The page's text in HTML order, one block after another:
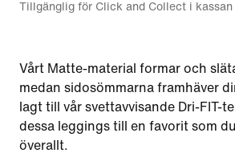
Tillgänglig för Click and Collect i kassan
Vårt Matte-material formar och
medan sidosömmarna framhäver
lagt till vår svettavvisande Dri-FIT-
dessa leggings till en favorit som
överallt.